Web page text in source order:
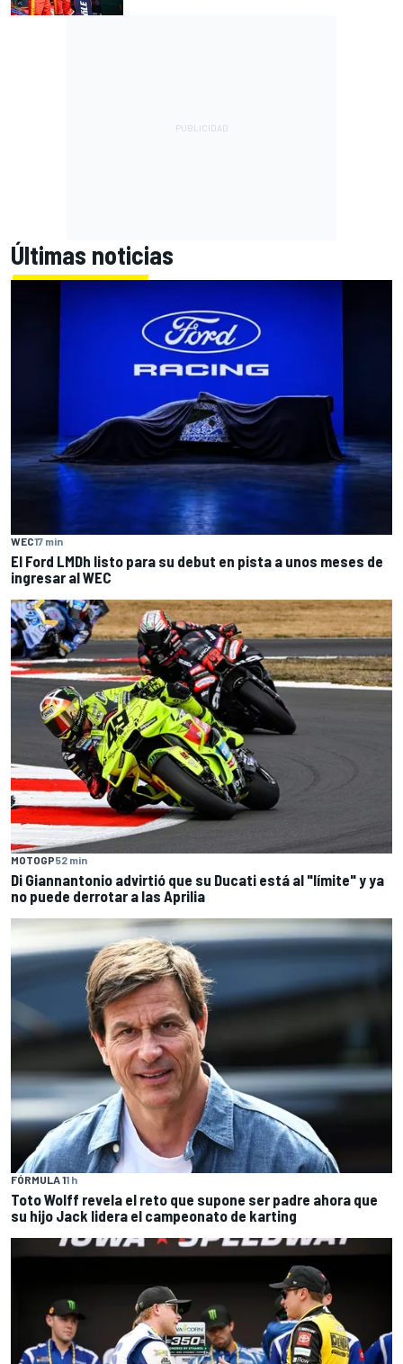
Últimas noticias
WEC17 min
El Ford LMDh listo para su debut en pista a unos meses de
ingresar al WEC
MOTOGP52 min
Di Giannantonio advirtió que su Ducati está al "límite" y ya
no puede derrotar a las Aprilia
FÓRMULA 11 h
Toto Wolff revela el reto que supone ser padre ahora que
su hijo Jack lidera el campeonato de karting